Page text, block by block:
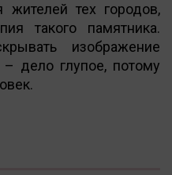
жителей тех городов,
такого памятника.
изображение
дело глупое, потому